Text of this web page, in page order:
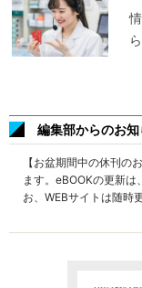
編集部からのお
【お盆期間中の休刊の
ます。eBOOKの更新
お、WEBサイトは随時